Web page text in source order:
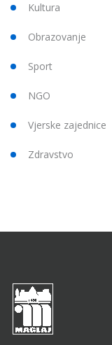
Kultura
Obrazovanje
Sport
NGO
Vjerske zajednice
Zdravstvo